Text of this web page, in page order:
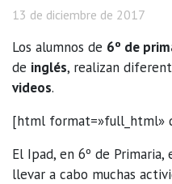
13 de diciembre de 2017
Los alumnos de 6º de
de inglés, realizan
videos.
[html format=»full_html»
El Ipad, en 6º de
llevar a cabo muchas